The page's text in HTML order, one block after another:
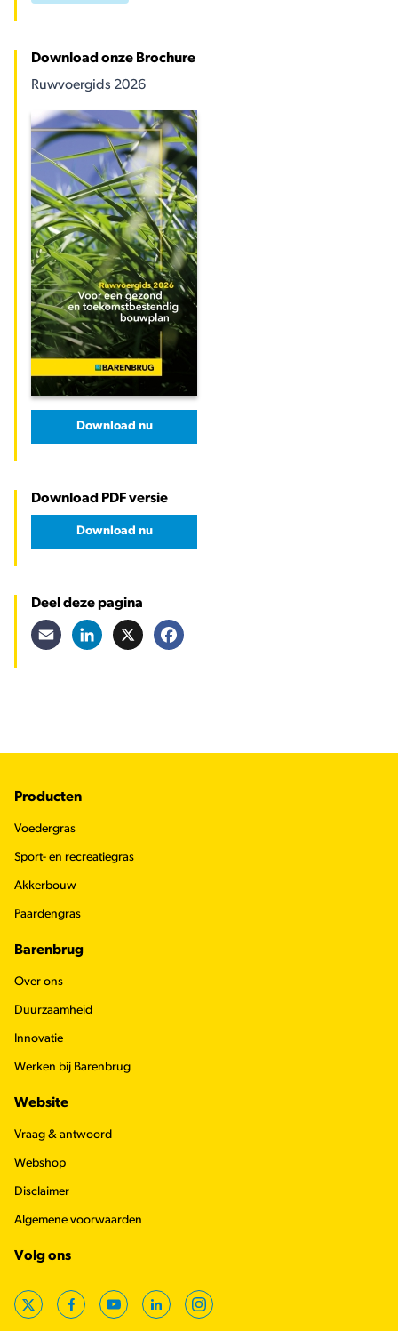
Download onze Brochure
Ruwvoergids 2026
Download nu
Download PDF versie
Download nu
Deel deze pagina
Email LinkedIn
Footer
Producten
Voedergras
Sport- en recreatiegras
Akkerbouw
Paardengras
Barenbrug
Over ons
Duurzaamheid
Innovatie
Werken bij Barenbrug
Website
Vraag & antwoord
Webshop
Disclaimer
Algemene voorwaarden
Volg ons
X FacebookYouTubeLinkedInInstagram